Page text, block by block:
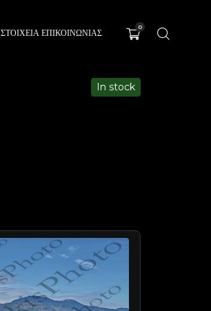
ΣΤΟΙΧΕΙΑ ΕΠΙΚΟΙΝΩΝΙΑΣ
0
In stock